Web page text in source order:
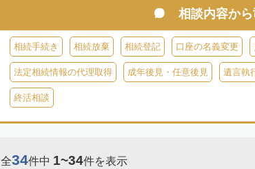
相談内容から
相続手続き 相続放棄 相続登記 口座の名義変更
法定相続情報の代理取得 成年後見・任意後見 遺言執
終活相談
全34件中 1~34件を表示